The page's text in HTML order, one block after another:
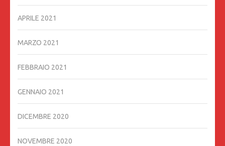
APRILE 2021
MARZO 2021
FEBBRAIO 2021
GENNAIO 2021
DICEMBRE 2020
NOVEMBRE 2020